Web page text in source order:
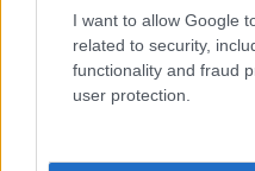
I want to allow Google
related to security,
functionality and fraud
user protection.
Γιατί να έρθετε: